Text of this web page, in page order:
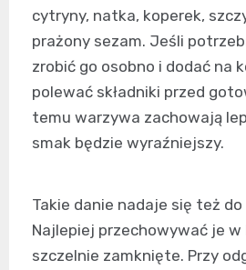
cytryny, natka, koperek,
prażony sezam. Jeśli
zrobić go osobno i dodać na
polewać składniki przed
temu warzywa zachowają
smak będzie wyraźniejszy.
Takie danie nadaje się też
Najlepiej przechowywać je w
szczelnie zamknięte. Przy